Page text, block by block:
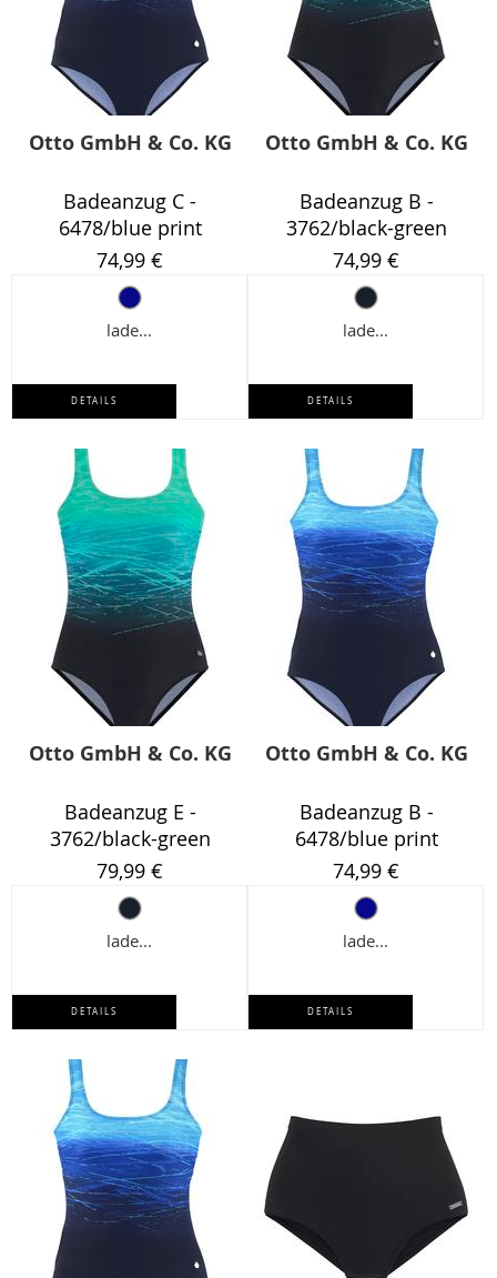
Otto GmbH & Co. KG
Badeanzug C -
6478/blue print
74,99 €
lade...
DETAILS
Otto GmbH & Co. KG
Badeanzug B -
3762/black-green
74,99 €
lade...
DETAILS
Otto GmbH & Co. KG
Badeanzug E -
3762/black-green
79,99 €
lade...
DETAILS
Otto GmbH & Co. KG
Badeanzug B -
6478/blue print
74,99 €
lade...
DETAILS